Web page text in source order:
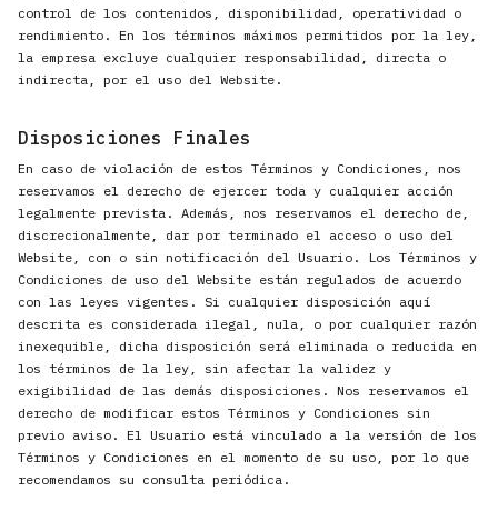
control de los contenidos, disponibilidad, operatividad o
rendimiento. En los términos máximos permitidos por la ley,
la empresa excluye cualquier responsabilidad, directa o
indirecta, por el uso del Website.
Disposiciones Finales
En caso de violación de estos Términos y Condiciones, nos
reservamos el derecho de ejercer toda y cualquier acción
legalmente prevista. Además, nos reservamos el derecho de,
discrecionalmente, dar por terminado el acceso o uso del
Website, con o sin notificación del Usuario. Los Términos y
Condiciones de uso del Website están regulados de acuerdo
con las leyes vigentes. Si cualquier disposición aquí
descrita es considerada ilegal, nula, o por cualquier razón
inexequible, dicha disposición será eliminada o reducida en
los términos de la ley, sin afectar la validez y
exigibilidad de las demás disposiciones. Nos reservamos el
derecho de modificar estos Términos y Condiciones sin
previo aviso. El Usuario está vinculado a la versión de los
Términos y Condiciones en el momento de su uso, por lo que
recomendamos su consulta periódica.